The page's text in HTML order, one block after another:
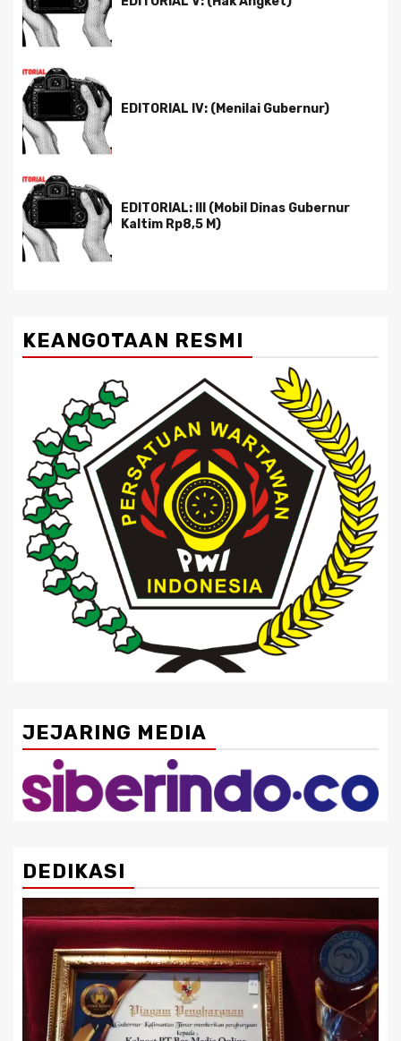
EDITORIAL IV: (Menilai Gubernur)
EDITORIAL: III (Mobil Dinas Gubernur
Kaltim Rp8,5 M)
KEANGOTAAN RESMI
JEJARING MEDIA
DEDIKASI